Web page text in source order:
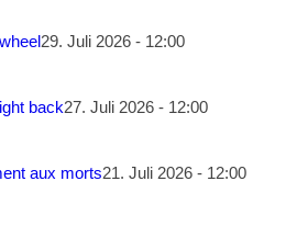
29. Juli 2026 - 12:00
back27. Juli 2026 - 12:00
aux morts21. Juli 2026 - 12:00